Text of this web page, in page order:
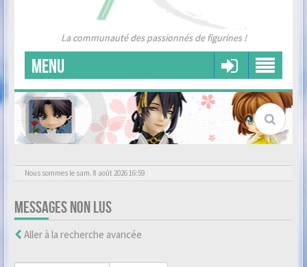
La communauté des passionnés de figurines !
MENU
Nous sommes le sam. 8 août 2026 16:59
MESSAGES NON LUS
Aller à la recherche avancée